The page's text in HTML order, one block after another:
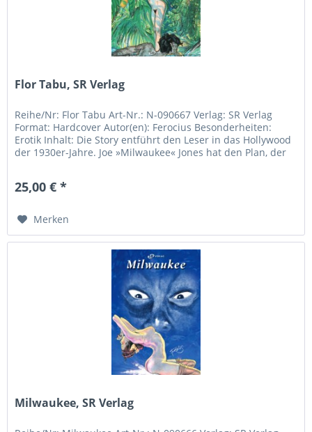
Flor Tabu, SR Verlag
Reihe/Nr: Flor Tabu Art-Nr.: N-090667 Verlag: SR Verlag
Format: Hardcover Autor(en): Ferocius Besonderheiten:
Erotik Inhalt: Die Story entführt den Leser in das Hollywood
der 1930er-Jahre. Joe »Milwaukee« Jones hat den Plan, der
25,00 € *
Merken
Milwaukee, SR Verlag